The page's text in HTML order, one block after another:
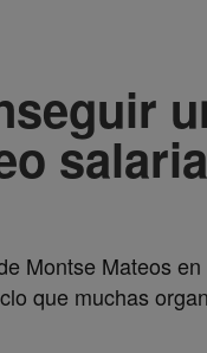
Montse Mateos en
que muchas